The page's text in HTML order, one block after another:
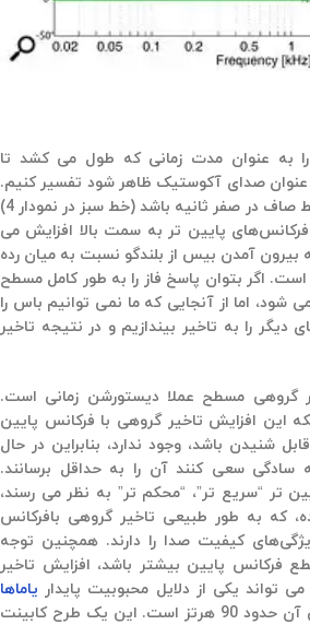
به عنوان مدت زمانی که طول می کشد تا
عنوان صدای آکوستیک ظاهر شود تفسیر کنیم.
در حالت ایده آل باید یک خط صاف در صفر ثانیه باشد (خط سبز در نمودار 4)
فرکانس‌های پایین تر به سمت بالا افزایش می
بیرون آمدن بیس از بلندگو نسبت به میان رده
اگر بتوان پاسخ فاز را به طور کامل مسطح
شود، اما از آنجایی که ما نمی توانیم باس را
دیگر را به تاخیر بیندازیم و در نتیجه تاخیر
گروهی مسطح عملا دیستورشن زمانی است.
این افزایش تاخیر گروهی با فرکانس پایین
شنیدن باشد‌، وجود ندارد،‌ بنابراین در حال
سادگی سعی کنند آن را به حداقل برسانند.
تر “سریع تر”، “محکم تر” به نظر می رسند،‌
که به طور طبیعی تاخیر گروهی بافرکانس
کیفیت صدا را دارند. همچنین توجه
فرکانس پایین بیشتر باشد،‌ افزایش تاخیر
تواند یکی از دلایل محبوبیت پایدار یاماها
باشد: فرکانس پایین آن حدود 90 هرتز است. این یک طرح کابینت